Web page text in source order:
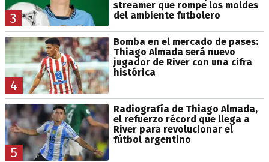
3
streamer que rompe los moldes
del ambiente futbolero
4
Bomba en el mercado de pases:
Thiago Almada será nuevo
jugador de River con una cifra
histórica
5
Radiografía de Thiago Almada,
el refuerzo récord que llega a
River para revolucionar el
fútbol argentino